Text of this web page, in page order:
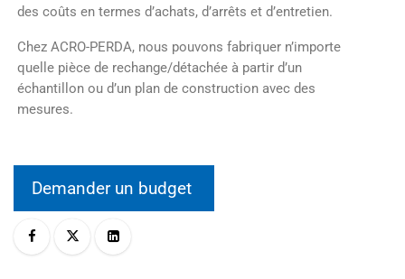
des coûts en termes d’achats, d’arrêts et d’entretien.
Chez ACRO-PERDA, nous pouvons fabriquer n’importe
quelle pièce de rechange/détachée à partir d’un
échantillon ou d’un plan de construction avec des
mesures.
Demander un budget